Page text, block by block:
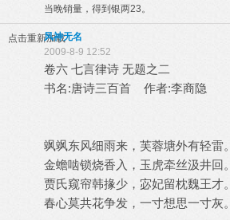
当晚销量，得到银两23。
点击重新加载
风神无名
2009-8-9 12:52
卷六 七言律诗 无题之二
书名:唐诗三百首 作者:李商隐
飒飒东风细雨来，芙蓉塘外有轻雷。
金蟾啮锁烧香入，玉虎牵丝汲井回。
贾氏窥帘韩掾少，宓妃留枕魏王才。
春心莫共花争发，一寸想思一寸灰。